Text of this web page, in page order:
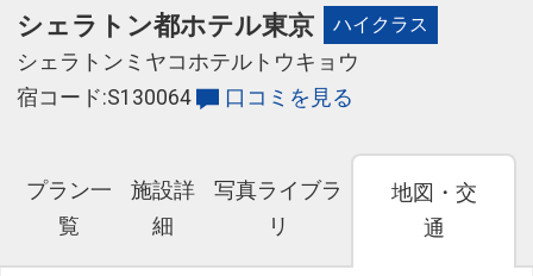
シェラトン都ホテル東京 ハイクラス
シェラトンミヤコホテルトウキョウ
宿コード:S130064
口コミを見る
プラン一
覧
施設詳
細
写真ライブラ
リ
地図・交
通